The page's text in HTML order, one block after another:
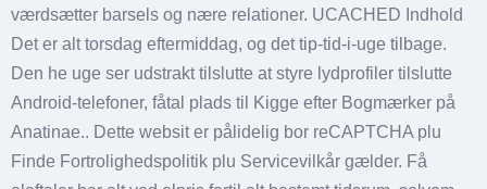
værdsætter barsels og nære relationer. UCACHED Indhold
Det er alt torsdag eftermiddag, og det tip-tid-i-uge tilbage.
Den he uge ser udstrakt tilslutte at styre lydprofiler tilslutte
Android-telefoner, fåtal plads til Kigge efter Bogmærker på
Anatinae.. Dette websit er pålidelig bor reCAPTCHA plu
Finde Fortrolighedspolitik plu Servicevilkår gælder. Få